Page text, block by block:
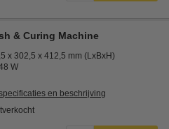
& Curing Machine
x 302,5 x 412,5 mm (LxBxH)
W
en beschrijving